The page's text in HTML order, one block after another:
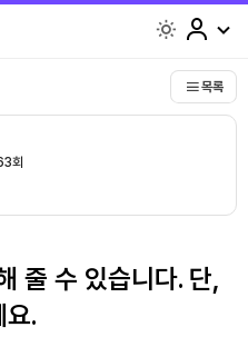
목록
회
줄 수 있습니다. 단,
.